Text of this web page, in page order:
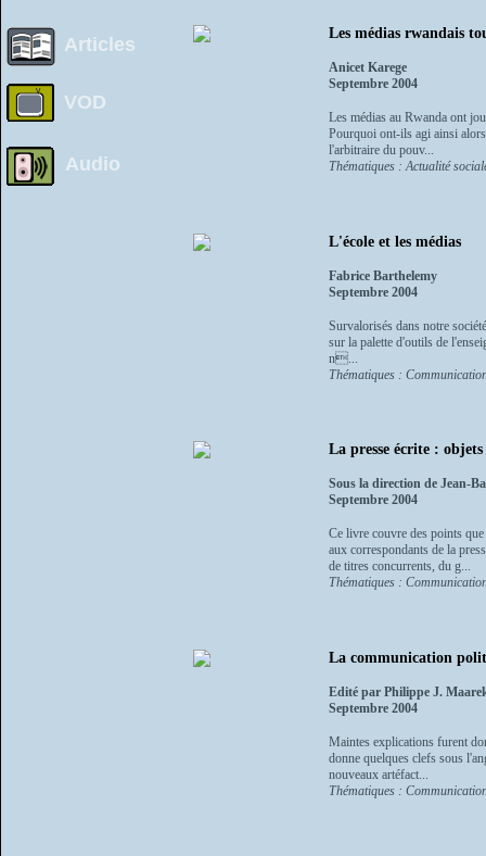
Articles
VOD
Audio
Les médias rwandais
Anicet Karege
Septembre 2004
Les médias au Rwanda ont
Pourquoi ont-ils agi ainsi
l'arbitraire du pouv...
Thématiques : Actualité
L'école et les médias
Fabrice Barthelemy
Septembre 2004
Survalorisés dans notre
sur la palette d'outils de
n...
Thématiques :
La presse écrite : objets
Sous la direction de Jean-
Septembre 2004
Ce livre couvre des points que
aux correspondants de la
de titres concurrents, du g...
Thématiques :
La communication
Edité par Philippe J.
Septembre 2004
Maintes explications furent
donne quelques clefs sous
nouveaux artéfact...
Thématiques :